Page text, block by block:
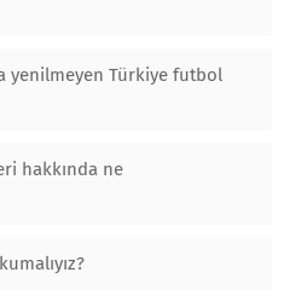
yenilmeyen Türkiye futbol
hakkında ne